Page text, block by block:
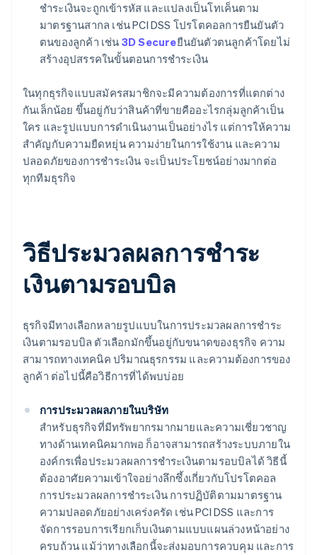
ชำระเงินจะถูกเข้ารหัส และแปลงเป็นโทเค็นตาม
มาตรฐานสากล เช่น PCI DSS โปรโตคอลการยืนยันตัว
ตนของลูกค้า เช่น 3D Secureยืนยันตัวตนลูกค้าโดยไม่
สร้างอุปสรรคในขั้นตอนการชำระเงิน
ในทุกธุรกิจแบบสมัครสมาชิกจะมีความต้องการที่แตกต่าง
กันเล็กน้อย ขึ้นอยู่กับว่าสินค้าที่ขายคืออะไรกลุ่มลูกค้าเป็น
ใคร และรูปแบบการดำเนินงานเป็นอย่างไร แต่การให้ความ
สำคัญกับความยืดหยุ่น ความง่ายในการใช้งาน และความ
ปลอดภัยของการชำระเงิน จะเป็นประโยชน์อย่างมากต่อ
ทุกทีมธุรกิจ
วิธีประมวลผลการชำระ
เงินตามรอบบิล
ธุรกิจมีทางเลือกหลายรูปแบบในการประมวลผลการชำระ
เงินตามรอบบิล ตัวเลือกมักขึ้นอยู่กับขนาดของธุรกิจ ความ
สามารถทางเทคนิค ปริมาณธุรกรรม และความต้องการของ
ลูกค้า ต่อไปนี้คือวิธีการที่ได้พบบ่อย
การประมวลผลภายในบริษัท
สำหรับธุรกิจที่มีทรัพยากรมากมายและความเชี่ยวชาญ
ทางด้านเทคนิคมากพอ ก็อาจสามารถสร้างระบบภายใน
องค์กรเพื่อประมวลผลการชำระเงินตามรอบบิลได้ วิธีนี้
ต้องอาศัยความเข้าใจอย่างลึกซึ้งเกี่ยวกับโปรโตคอล
การประมวลผลการชำระเงิน การปฏิบัติตามมาตรฐาน
ความปลอดภัยอย่างเคร่งครัด เช่น PCI DSS และการ
จัดการรอบการเรียกเก็บเงินตามแบบแผนล่วงหน้าอย่าง
ครบถ้วน แม้ว่าทางเลือกนี้จะส่งมอบการควบคุม และการ